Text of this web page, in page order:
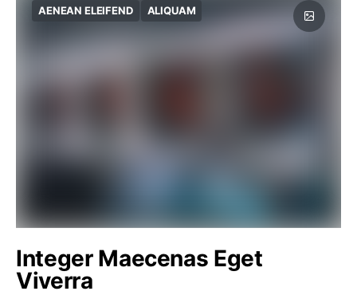
AENEAN ELEIFEND ALIQUAM
Integer Maecenas Eget
Viverra